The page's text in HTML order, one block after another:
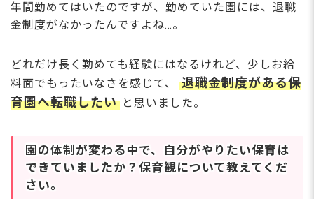
年間勤めてはいたのですが、勤めていた園には、退職
金制度がなかったんですよね…。
どれだけ長く勤めても経験にはなるけれど、少しお給
料面でもったいなさを感じて、
退職金制度がある保
育園へ転職したい と思いました。
園の体制が変わる中で、自分がやりたい保育は
できていましたか？保育観について教えてくだ
さい。